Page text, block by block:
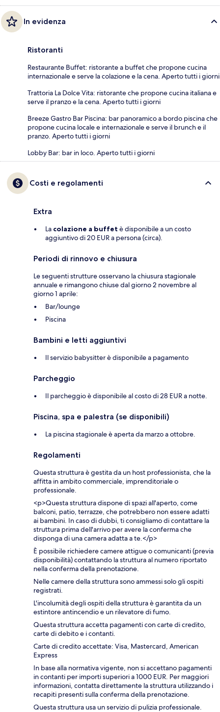
In evidenza
Ristoranti
Restaurante Buffet: ristorante a buffet che propone cucina
internazionale e serve la colazione e la cena. Aperto tutti i giorni
Trattoria La Dolce Vita: ristorante che propone cucina italiana e
serve il pranzo e la cena. Aperto tutti i giorni
Breeze Gastro Bar Piscina: bar panoramico a bordo piscina che
propone cucina locale e internazionale e serve il brunch e il
pranzo. Aperto tutti i giorni
Lobby Bar: bar in loco. Aperto tutti i giorni
Costi e regolamenti
Extra
La colazione a buffet è disponibile a un costo
aggiuntivo di 20 EUR a persona (circa).
Periodi di rinnovo e chiusura
Le seguenti strutture osservano la chiusura stagionale
annuale e rimangono chiuse dal giorno 2 novembre al
giorno 1 aprile:
Bar/lounge
Piscina
Bambini e letti aggiuntivi
Il servizio babysitter è disponibile a pagamento
Parcheggio
Il parcheggio è disponibile al costo di 28 EUR a notte.
Piscina, spa e palestra (se disponibili)
La piscina stagionale è aperta da marzo a ottobre.
Regolamenti
Questa struttura è gestita da un host professionista, che la
affitta in ambito commerciale, imprenditoriale o
professionale.
<p>Questa struttura dispone di spazi all'aperto, come
balconi, patio, terrazze, che potrebbero non essere adatti
ai bambini. In caso di dubbi, ti consigliamo di contattare la
struttura prima dell'arrivo per avere la conferma che
disponga di una camera adatta a te.</p>
È possibile richiedere camere attigue o comunicanti (previa
disponibilità) contattando la struttura al numero riportato
nella conferma della prenotazione.
Nelle camere della struttura sono ammessi solo gli ospiti
registrati.
L'incolumità degli ospiti della struttura è garantita da un
estintore antincendio e un rilevatore di fumo.
Questa struttura accetta pagamenti con carte di credito,
carte di debito e i contanti.
Carte di credito accettate: Visa, Mastercard, American
Express
In base alla normativa vigente, non si accettano pagamenti
in contanti per importi superiori a 1000 EUR. Per maggiori
informazioni, contatta direttamente la struttura utilizzando i
recapiti presenti sulla conferma della prenotazione.
Questa struttura usa un servizio di pulizia professionale.